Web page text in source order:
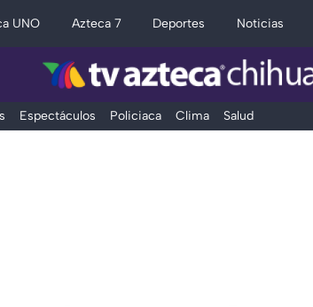
UNO Azteca 7 Deportes Noticias
Espectáculos Policiaca Clima Salud